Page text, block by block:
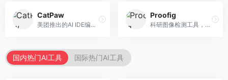
CatPaw
美团推出的AI IDE编程工具，专注于本地开发生态。面向开发者，提供智能代码补全、代码生成、项目管理等服务，本地开发体验好。
Proofig
科研图像检测工具，专注于学术图像完整性验证。面向科研人员，提供图像检测、重复分析、报告生成等服务，学术检测专业。
国内热门AI工具 国际热门AI工具